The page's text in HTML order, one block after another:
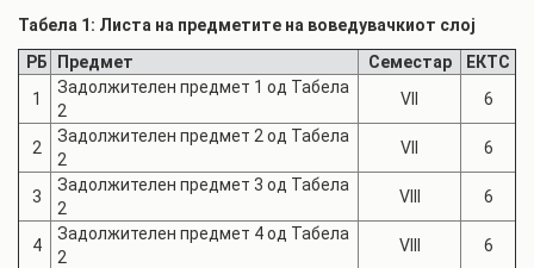
Табела 1: Листа на предметите на воведувачкиот слој
РБ
Предмет Семестар
ЕКТС
1
Задолжителен предмет 1 од Табела
2
VII 6
2
Задолжителен предмет 2 од Табела
2
VII 6
3
Задолжителен предмет 3 од Табела
2
VIII 6
4
Задолжителен предмет 4 од Табела
2
VIII
6